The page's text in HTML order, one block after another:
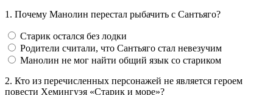
1. Почему Манолин перестал рыбачить с Сантьяго?
Старик остался без лодки
Родители считали, что Сантьяго стал невезучим
Манолин не мог найти общий язык со стариком
2. Кто из перечисленных персонажей не является героем
повести Хемингуэя «Старик и море»?